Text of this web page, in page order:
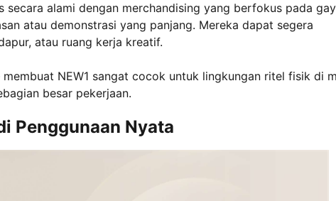
alami dengan merchandising yang berfokus pada
atau demonstrasi yang panjang. Mereka dapat segera
atau ruang kerja kreatif.
NEW1 sangat cocok untuk lingkungan ritel fisik di
besar pekerjaan.
Penggunaan Nyata